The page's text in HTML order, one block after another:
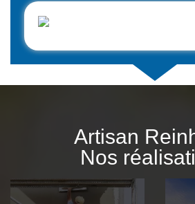
Artisan
Nos